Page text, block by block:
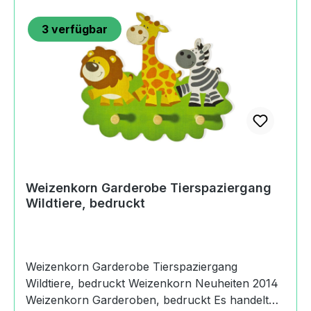
Produktsicherheitsverordnung) Stiftung
WeizenkornOetlingerstrasse4057 Basel,
Switzerland+41 (0)61 686 91
31info@weizenkorn.ch
https://weizenkorn.chAngaben zur
verantwortlichen Person (Informationspflichten
Produktsicherheitsverordnung)Weizenkorn
3 verfügbar
Weizenkorn Garderobe Tierspaziergang
Wildtiere, bedruckt
Weizenkorn Garderobe Tierspaziergang
Wildtiere, bedruckt Weizenkorn Neuheiten 2014
Weizenkorn Garderoben, bedruckt Es handelt